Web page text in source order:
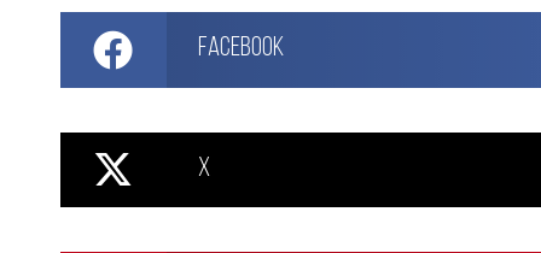
Facebook
X